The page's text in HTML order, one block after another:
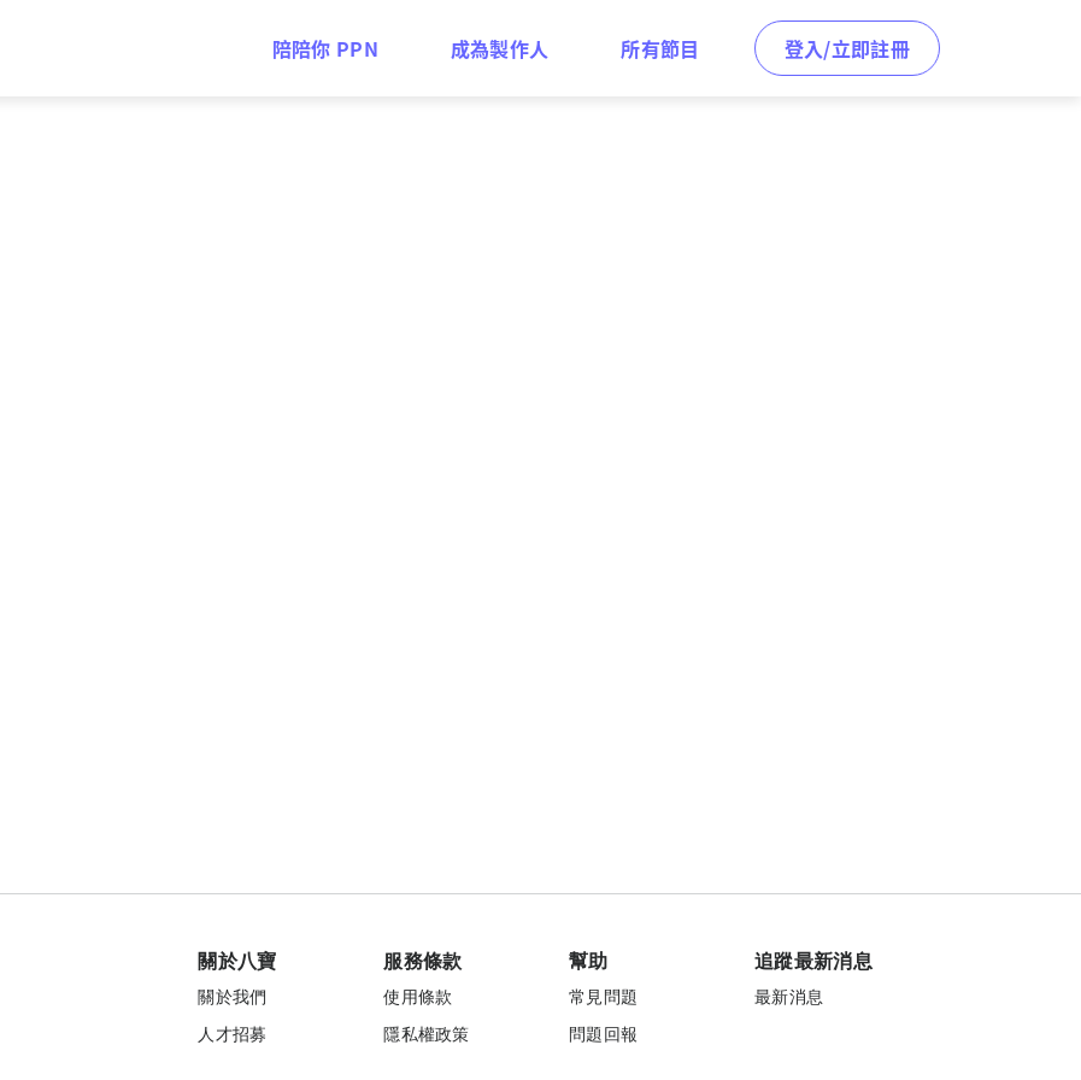
陪陪你 PPN 成為製作人 所有節目 登入/立即註冊
關於八寶
關於我們
人才招募
服務條款
使用條款
隱私權政策
幫助
常見問題
問題回報
追蹤最新消息
最新消息